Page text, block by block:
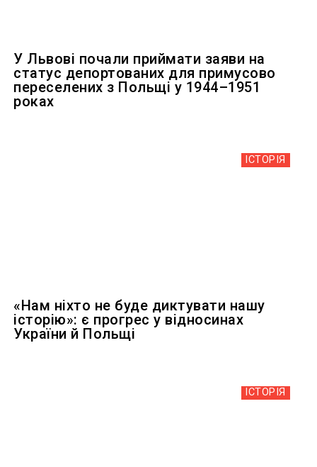
У Львові почали приймати заяви на
статус депортованих для примусово
переселених з Польщі у 1944–1951
роках
ІСТОРІЯ
«Нам ніхто не буде диктувати нашу
історію»: є прогрес у відносинах
України й Польщі
ІСТОРІЯ